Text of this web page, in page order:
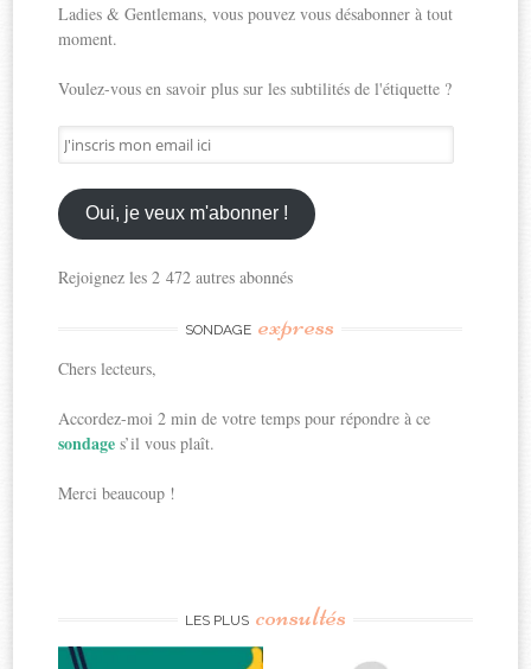
Ladies & Gentlemans, vous pouvez vous désabonner à tout
moment.
Voulez-vous en savoir plus sur les subtilités de l'étiquette ?
J'inscris
mon
email
ici
Oui, je veux m'abonner !
Rejoignez les 2 472 autres abonnés
SONDAGE express
Chers lecteurs,
Accordez-moi 2 min de votre temps pour répondre à ce
sondages’il vous plaît.
Merci beaucoup !
LES PLUS consultés